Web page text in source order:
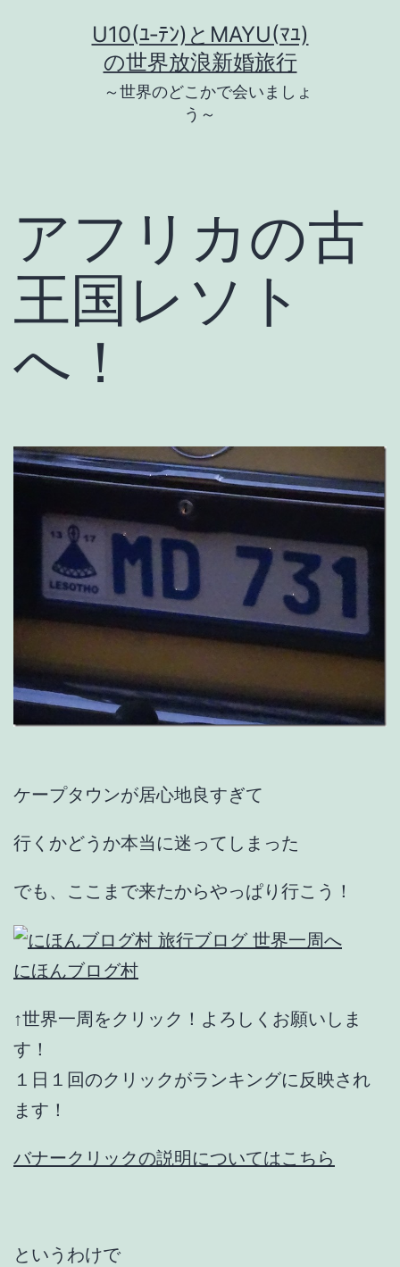
U10(ﾕ‐ﾃﾝ)とMAYU(ﾏﾕ)
の世界放浪新婚旅行
～世界のどこかで会いましょ
う～
アフリカの古
王国レソト
へ！
ケープタウンが居心地良すぎて
行くかどうか本当に迷ってしまった
でも、ここまで来たからやっぱり行こう！
にほんブログ村
↑世界一周をクリック！よろしくお願いしま
す！
１日１回のクリックがランキングに反映され
ます！
バナークリックの説明についてはこちら
というわけで